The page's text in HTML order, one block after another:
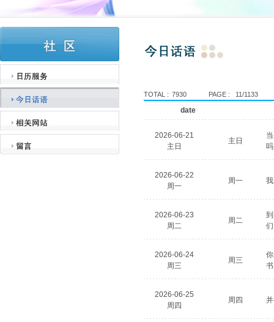
TOTAL : 7930 PAGE : 11/1133
date
2026-06-21
主日
主日
2026-06-22
周一
周一
2026-06-23
周二
周二
2026-06-24
周三
周三
2026-06-25
周四
周四